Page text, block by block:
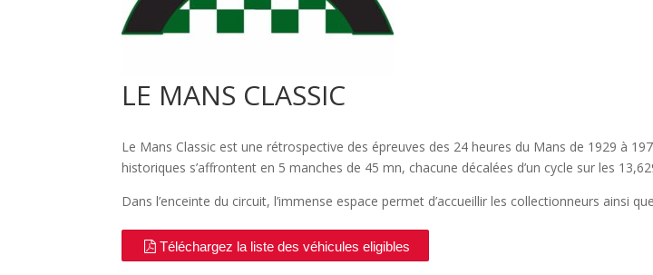
LE MANS CLASSIC
Le Mans Classic est une rétrospective des épreuves des 24 heures du Mans de 1929 à
historiques s’affrontent en 5 manches de 45 mn, chacune décalées d’un cycle sur les
Dans l’enceinte du circuit, l’immense espace permet d’accueillir les collectionneurs ainsi
Téléchargez la liste des véhicules eligibles